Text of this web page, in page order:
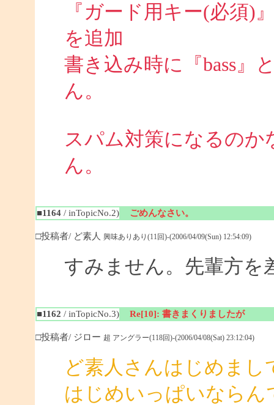
『ガード用キー(必須)
を追加
書き込み時に『bass』
ん。
スパム対策になるの
ん。
■1164/ inTopicNo.2) ごめんなさい。
□投稿者/ ど素人 興味ありあり(11回)-(2006/04/09(Sun) 12:54:09)
すみません。先輩方を
■1162 / inTopicNo.3) Re[10]: 書きまくりましたが
□投稿者/ ジロー 超 アングラー(118回)-(2006/04/08(Sat) 23:12:04)
ど素人さんはじめまし
はじめいっぱいなら